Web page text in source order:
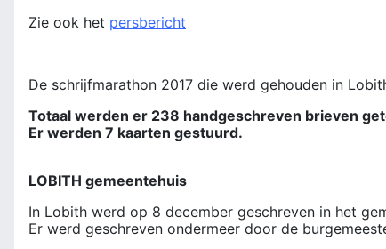
Zie ook het persbericht
De schrijfmarathon 2017 die werd gehouden in
Totaal werden er 238 handgeschreven brieven
Er werden 7 kaarten gestuurd.
LOBITH gemeentehuis
In Lobith werd op 8 december geschreven in het
Er werd geschreven ondermeer door de